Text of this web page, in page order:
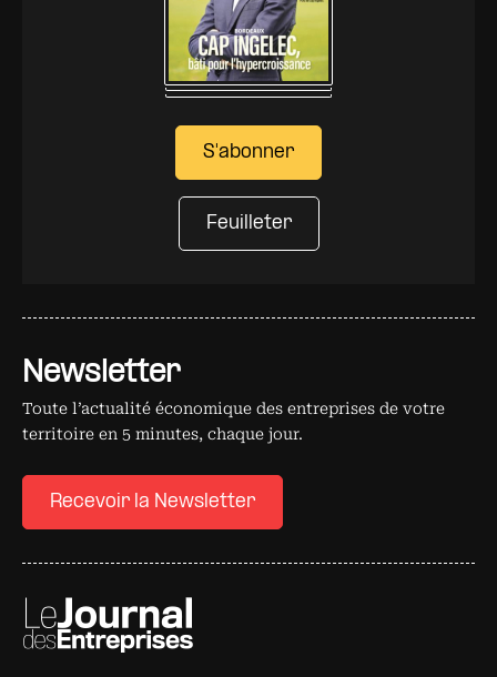
Newsletter
Toute l’actualité économique des entreprises de votre
territoire en 5 minutes, chaque jour.
Recevoir la Newsletter
S'abonner
Feuilleter